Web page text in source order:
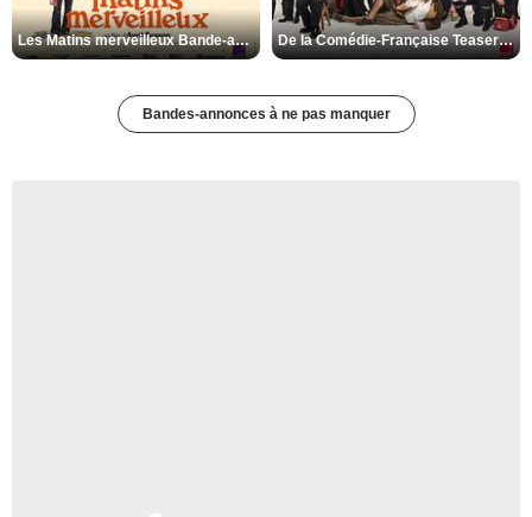
Les Matins merveilleux Bande-annonce VF De la Comédie-Française Teaser VF
Bandes-annonces à ne pas manquer